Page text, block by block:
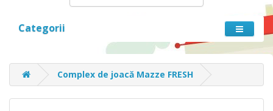
Categorii
Complex de joacă Mazze FRESH